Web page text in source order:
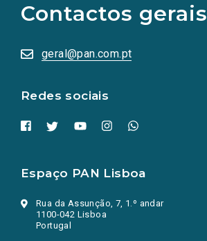
Contactos gerais
geral@pan.com.pt
Redes sociais
redes
sociais
numa
nova
Espaço PAN Lisboa
Rua da Assunção, 7, 1.º andar
1100-042 Lisboa
Portugal